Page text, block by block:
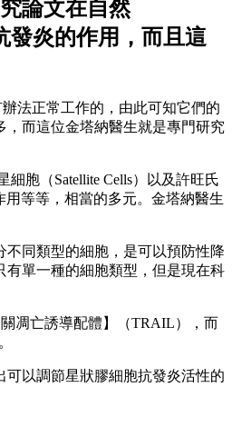
論文在自然
發炎的作用，而且這
法正常工作的，由此可知它們的
而這位金塔納醫生就是專門研究
胞（Satellite Cells）以及許旺氏
等等，相當的多元。金塔納醫生
同類型的細胞，是可以預防性降
單一種的細胞類型，但是現在科
凋亡誘導配體】（TRAIL），而
以調節星狀膠細胞抗發炎活性的